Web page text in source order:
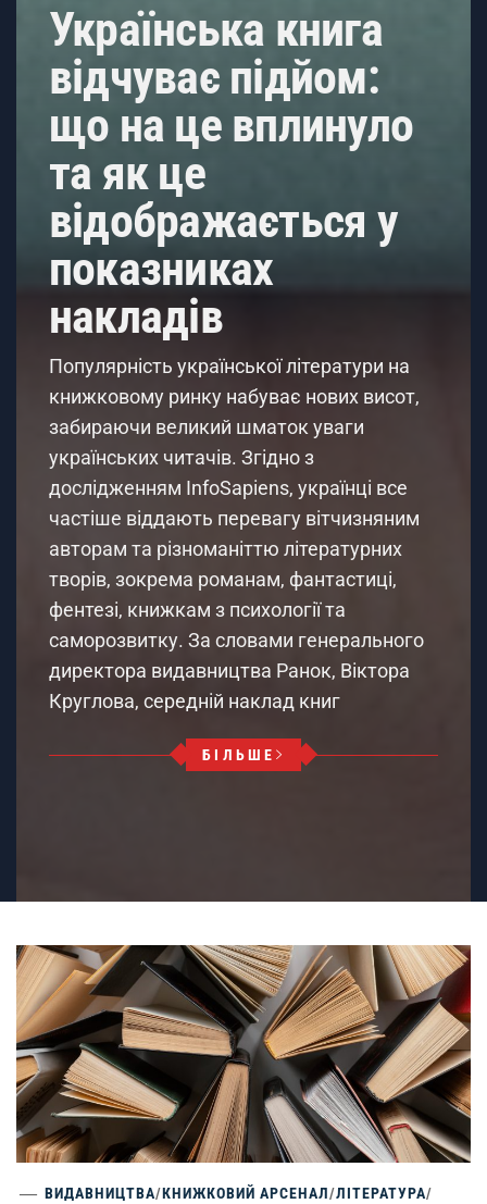
Українська книга
відчуває підйом:
що на це вплинуло
та як це
відображається у
показниках
накладів
Популярність української літератури на
книжковому ринку набуває нових висот,
забираючи великий шматок уваги
українських читачів. Згідно з
дослідженням InfoSapiens, українці все
частіше віддають перевагу вітчизняним
авторам та різноманіттю літературних
творів, зокрема романам, фантастиці,
фентезі, книжкам з психології та
саморозвитку. За словами генерального
директора видавництва Ранок, Віктора
Круглова, середній наклад книг
БІЛЬШЕ
ВИДАВНИЦТВА/КНИЖКОВИЙ АРСЕНАЛ/ЛІТЕРАТУРА/